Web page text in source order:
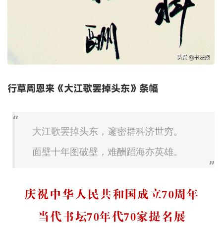
行草周恩来《大江歌罢掉头东》条幅
大江歌罢掉头东，邃密群科济世穷。
面壁十年图破壁，难酬蹈海亦英雄。